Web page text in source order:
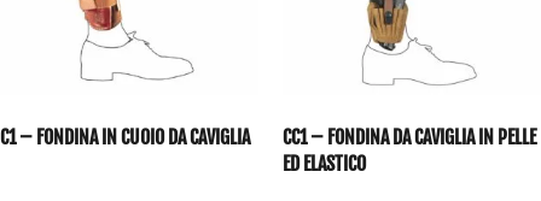
C1 – FONDINA IN CUOIO DA CAVIGLIA
CC1 – FONDINA DA CAVIGLIA IN PELLE
ED ELASTICO